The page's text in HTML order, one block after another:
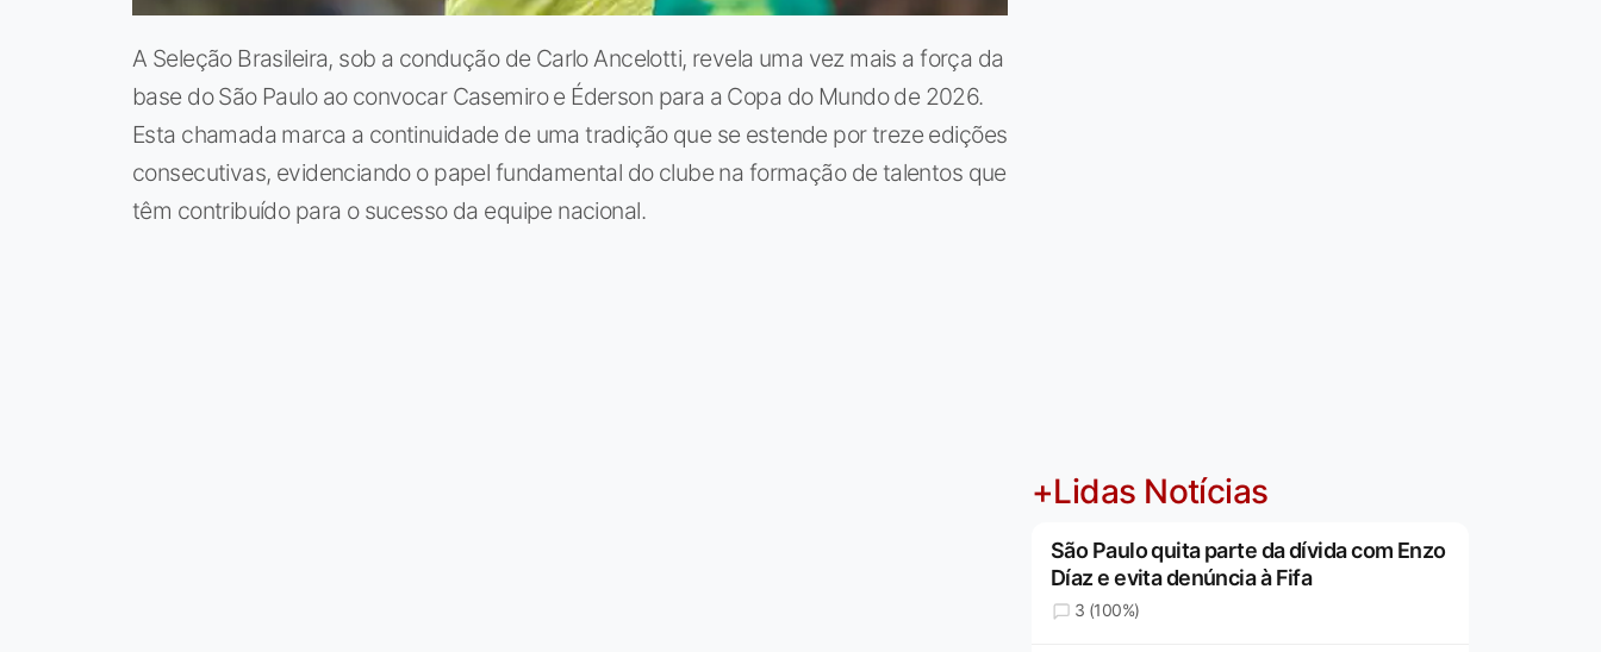
A Seleção Brasileira, sob a condução de Carlo Ancelotti, revela uma vez mais a força da
base do São Paulo ao convocar Casemiro e Éderson para a Copa do Mundo de 2026.
Esta chamada marca a continuidade de uma tradição que se estende por treze edições
consecutivas, evidenciando o papel fundamental do clube na formação de talentos que
têm contribuído para o sucesso da equipe nacional.
+Lidas Notícias
São Paulo quita parte da dívida com Enzo
Díaz e evita denúncia à Fifa
3 (100%)